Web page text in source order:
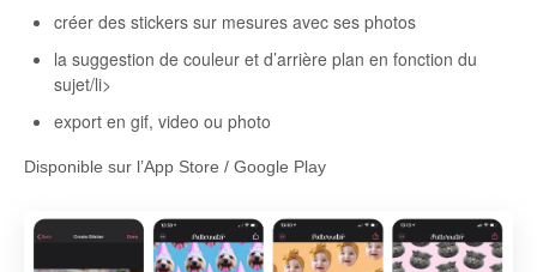
créer des stickers sur mesures avec ses photos
la suggestion de couleur et d’arrière plan en fonction du
sujet/li>
export en gif, video ou photo
Disponible sur l’App Store / Google Play